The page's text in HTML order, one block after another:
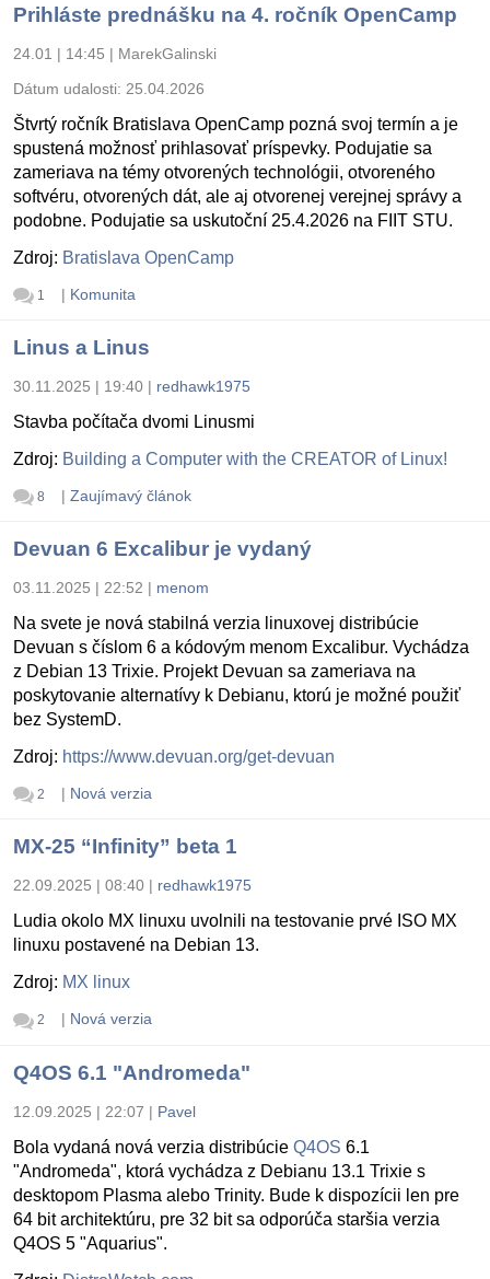
Prihláste prednášku na 4. ročník OpenCamp
24.01 | 14:45 | MarekGalinski
Dátum udalosti: 25.04.2026
Štvrtý ročník Bratislava OpenCamp pozná svoj termín a je
spustená možnosť prihlasovať príspevky. Podujatie sa
zameriava na témy otvorených technológii, otvoreného
softvéru, otvorených dát, ale aj otvorenej verejnej správy a
podobne. Podujatie sa uskutoční 25.4.2026 na FIIT STU.
Zdroj: Bratislava OpenCamp
1 | Komunita
Linus a Linus
30.11.2025 | 19:40 | redhawk1975
Stavba počítača dvomi Linusmi
Zdroj: Building a Computer with the CREATOR of Linux!
8 | Zaujímavý článok
Devuan 6 Excalibur je vydaný
03.11.2025 | 22:52 | menom
Na svete je nová stabilná verzia linuxovej distribúcie
Devuan s číslom 6 a kódovým menom Excalibur. Vychádza
z Debian 13 Trixie. Projekt Devuan sa zameriava na
poskytovanie alternatívy k Debianu, ktorú je možné použiť
bez SystemD.
Zdroj: https://www.devuan.org/get-devuan
2 | Nová verzia
MX-25 “Infinity” beta 1
22.09.2025 | 08:40 | redhawk1975
Ludia okolo MX linuxu uvolnili na testovanie prvé ISO MX
linuxu postavené na Debian 13.
Zdroj: MX linux
2 | Nová verzia
Q4OS 6.1 "Andromeda"
12.09.2025 | 22:07 | Pavel
Bola vydaná nová verzia distribúcie Q4OS 6.1
"Andromeda", ktorá vychádza z Debianu 13.1 Trixie s
desktopom Plasma alebo Trinity. Bude k dispozícii len pre
64 bit architektúru, pre 32 bit sa odporúča staršia verzia
Q4OS 5 "Aquarius".